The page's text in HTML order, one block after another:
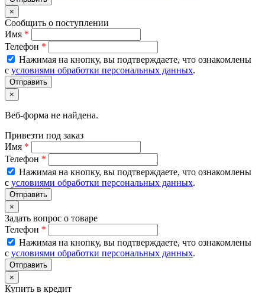
×
Сообщить о поступлении
Имя *
Телефон *
Нажимая на кнопку, вы подтверждаете, что ознакомлены
с условиями обработки персональных данных.
×
Веб-форма не найдена.
Привезти под заказ
Имя *
Телефон *
Нажимая на кнопку, вы подтверждаете, что ознакомлены
с условиями обработки персональных данных.
×
Задать вопрос о товаре
Телефон *
Нажимая на кнопку, вы подтверждаете, что ознакомлены
с условиями обработки персональных данных.
×
Купить в кредит